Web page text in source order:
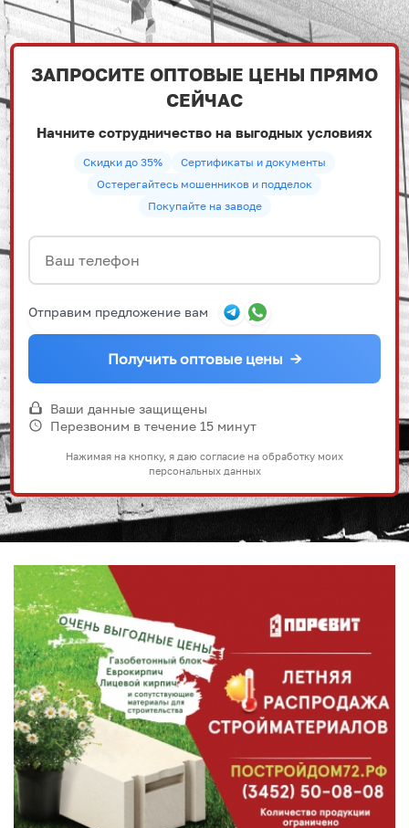
ЗАПРОСИТЕ ОПТОВЫЕ ЦЕНЫ ПРЯМО
СЕЙЧАС
Начните сотрудничество на выгодных условиях
Скидки до 35%
Сертификаты и документы
Остерегайтесь мошенников и подделок
Покупайте на заводе
Отправим предложение вам
Получить оптовые цены →
Ваши данные защищены
Перезвоним в течение 15 минут
Нажимая на кнопку, я даю согласие на обработку моих
персональных данных